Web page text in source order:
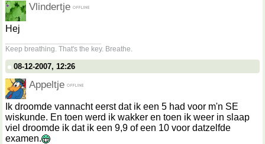
Vlindertje
Hej
Keep breathing. That's the key. Breathe.
08-12-2007, 12:26
Appeltje
Ik droomde vannacht eerst dat ik een 5 had voor m'n SE
wiskunde. En toen werd ik wakker en toen ik weer in slaap
viel droomde ik dat ik een 9,9 of een 10 voor datzelfde
examen.